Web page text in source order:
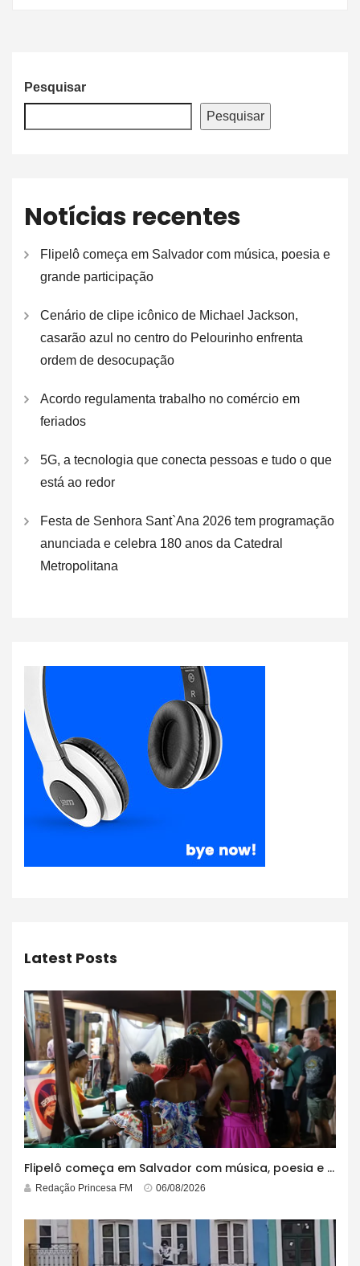
Pesquisar
Pesquisar
Notícias recentes
Flipelô começa em Salvador com música, poesia e
grande participação
Cenário de clipe icônico de Michael Jackson,
casarão azul no centro do Pelourinho enfrenta
ordem de desocupação
Acordo regulamenta trabalho no comércio em
feriados
5G, a tecnologia que conecta pessoas e tudo o que
está ao redor
Festa de Senhora Sant`Ana 2026 tem programação
anunciada e celebra 180 anos da Catedral
Metropolitana
Latest Posts
Flipelô começa em Salvador com música, poesia e grande participação
Redação Princesa FM 06/08/2026